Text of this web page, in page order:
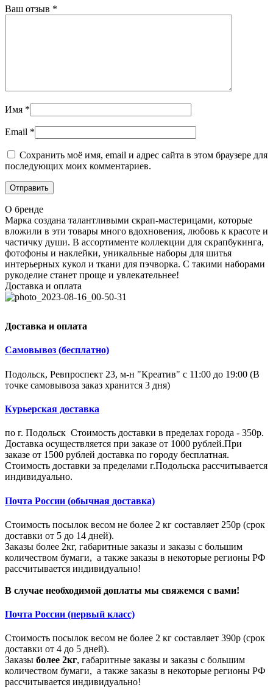
Ваш отзыв *
Имя *
Email *
Сохранить моё имя, email и адрес сайта в этом браузере для
последующих моих комментариев.
О бренде
Марка создана талантливыми скрап-мастерицами, которые
вложили в эти товары много вдохновения, любовь к красоте и
частичку души. В ассортименте коллекции для скрапбукинга,
фотофоны и наклейки, уникальные наборы для шитья
интерьерных кукол и ткани для пэчворка. С такими наборами
рукоделие станет проще и увлекательнее!
Доставка и оплата
Доставка и оплата
Самовывоз (бесплатно)
Подольск, Ревпроспект 23, м-н "Креатив" с 11:00 до 19:00 (В
точке самовывоза заказ хранится 3 дня)
Курьерская доставка
по г. Подольск Стоимость доставки в пределах города - 350р.
Доставка осуществляется при заказе от 1000 рублей.При
заказе от 1500 рублей доставка по городу бесплатная.
Стоимость доставки за пределами г.Подольска рассчитывается
индивидуально.
Почта России (обычная доставка)
Стоимость посылок весом не более 2 кг составляет 250р (срок
доставки от 5 до 14 дней).
Заказы более 2кг, габаритные заказы и заказы с большим
количеством бумаги, а также заказы в некоторые регионы РФ
рассчитывается индивидуально!
В случае необходимой доплаты мы свяжемся с вами!
Почта России (первый класс)
Стоимость посылок весом не более 2 кг составляет 390р (срок
доставки от 4 до 5 дней).
Заказы более 2кг, габаритные заказы и заказы с большим
количеством бумаги, а также заказы в некоторые регионы РФ
рассчитывается индивидуально!